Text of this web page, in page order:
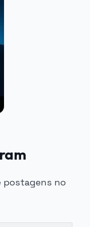
postagens no